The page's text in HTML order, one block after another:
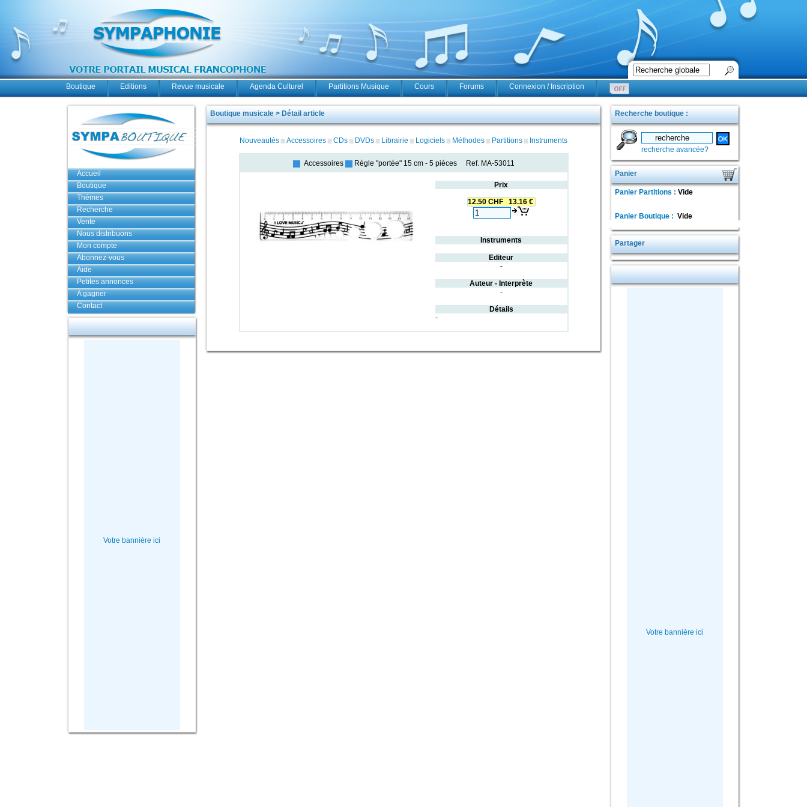
Boutique Editions Revue musicale Agenda Culturel Partitions Musique Cours Forums Connexion / Inscription
Accueil
Boutique
Thèmes
Recherche
Vente
Nous distribuons
Mon compte
Abonnez-vous
Aide
Petites annonces
A gagner
Contact
Votre bannière ici
Boutique musicale > Détail article
Nouveautés Accessoires CDs DVDs Librairie Logiciels Méthodes Partitions Instruments
Accessoires Règle "portée" 15 cm- 5 piècesRef. MA-53011
Prix
12.50 CHF 13.16 €
Instruments
Editeur
-
Auteur - Interprète
-
Détails
-
Recherche boutique :
recherche avancée?
Panier
Panier Partitions : Vide
Panier Boutique : Vide
Partager
Votre bannière ici